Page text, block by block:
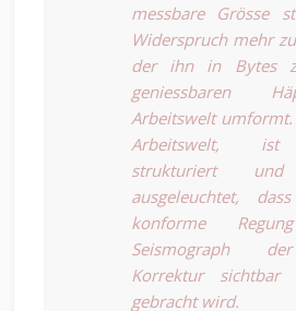
messbare Grösse
Widerspruch mehr
der ihn in Bytes
geniessbaren
Arbeitswelt umformt.
Arbeitswelt, ist
strukturiert
ausgeleuchtet,
konforme
Seismograph
Korrektur
gebracht wird.